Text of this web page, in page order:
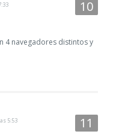
4 navegadores distintos y
5:53